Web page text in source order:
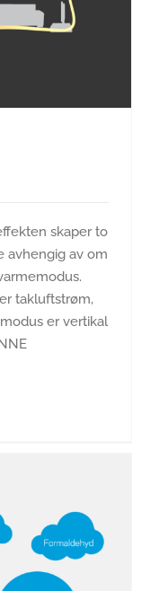
skaper to
avhengig av om
takluftstrøm,
er vertikal